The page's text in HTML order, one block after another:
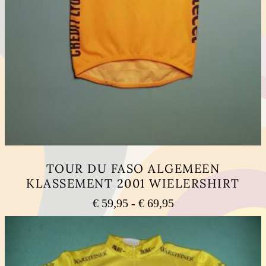
TOUR DU FASO ALGEMEEN
KLASSEMENT 2001 WIELERSHIRT
€59,95 - €69,95Prijsklasse:
€ 59,95
€ 69,95
product
heeft
meerdere
variaties.